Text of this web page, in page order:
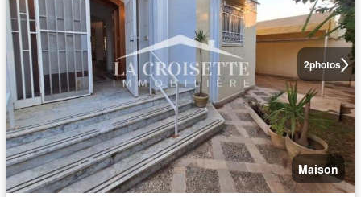
2photos
Maison